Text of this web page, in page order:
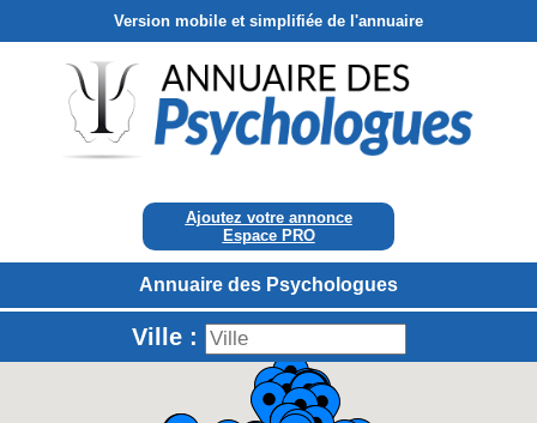
Version mobile et simplifiée de l'annuaire
Ajoutez votre annonce
Espace PRO
Annuaire des Psychologues
Ville :